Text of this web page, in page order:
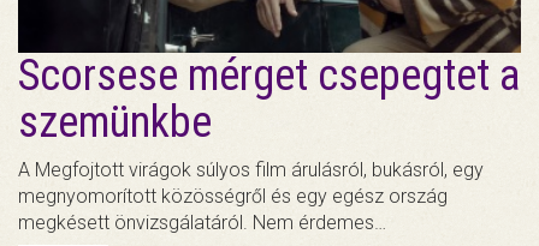
Scorsese mérget csepegtet a
szemünkbe
A Megfojtott virágok súlyos film árulásról, bukásról, egy
megnyomorított közösségről és egy egész ország
megkésett önvizsgálatáról. Nem érdemes…